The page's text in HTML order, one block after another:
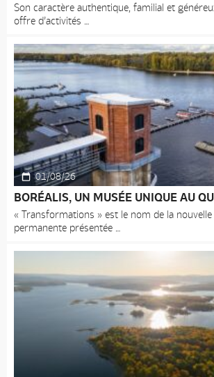
Son caractère authentique, familial et
offre d’activités
01/08/26
BORÉALIS, UN MUSÉE UNIQUE AU
« Transformations » est le nom de la
permanente présentée